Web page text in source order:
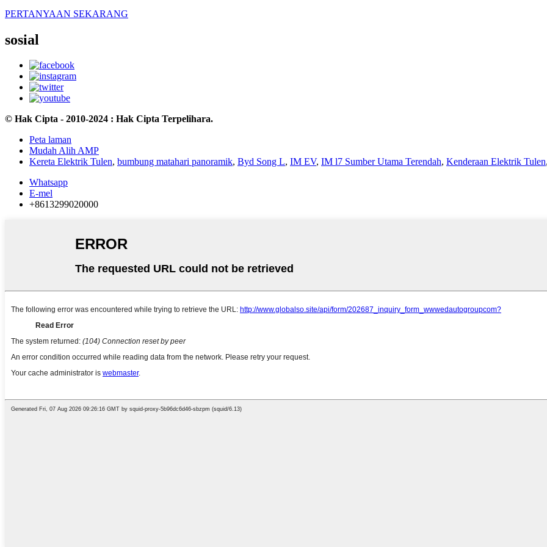
PERTANYAAN SEKARANG
sosial
© Hak Cipta - 2010-2024 : Hak Cipta Terpelihara.
Peta laman
Mudah Alih AMP
Kereta Elektrik Tulen, bumbung matahari panoramik, Byd Song L, IM EV, IM l7 Sumber Utama Terendah, Kenderaan Elektrik Tulen
Whatsapp
E-mel
+8613299020000